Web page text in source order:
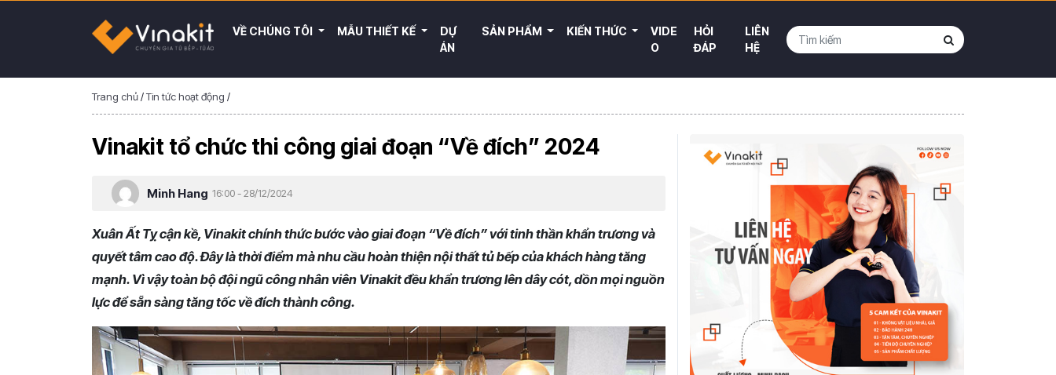
VỀ CHÚNG TÔI MẪU THIẾT KẾ
DỰ
ÁN
SẢN PHẨM KIẾN THỨC
VIDE
O
HỎI
ĐÁP
LIÊN
HỆ
Trang chủ/Tin tức hoạt động /
Vinakit tổ chức thi công giai đoạn “Về đích” 2024
Minh Hang 16:00 - 28/12/2024
Xuân Ất Tỵ cận kề, Vinakit chính thức bước vào giai đoạn “Về đích” với tinh thần khẩn trương và
quyết tâm cao độ. Đây là thời điểm mà nhu cầu hoàn thiện nội thất tủ bếp của khách hàng tăng
mạnh. Vì vậy toàn bộ đội ngũ công nhân viên Vinakit đều khẩn trương lên dây cót, dồn mọi nguồn
lực để sẵn sàng tăng tốc về đích thành công.